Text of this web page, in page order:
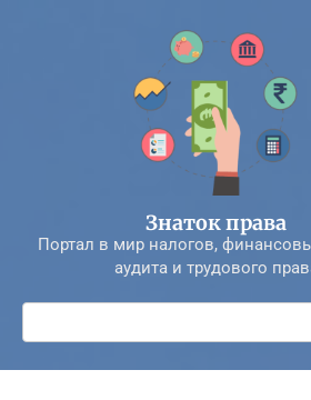
Знаток права
Портал в мир налогов,
аудита и трудового
Поиск: